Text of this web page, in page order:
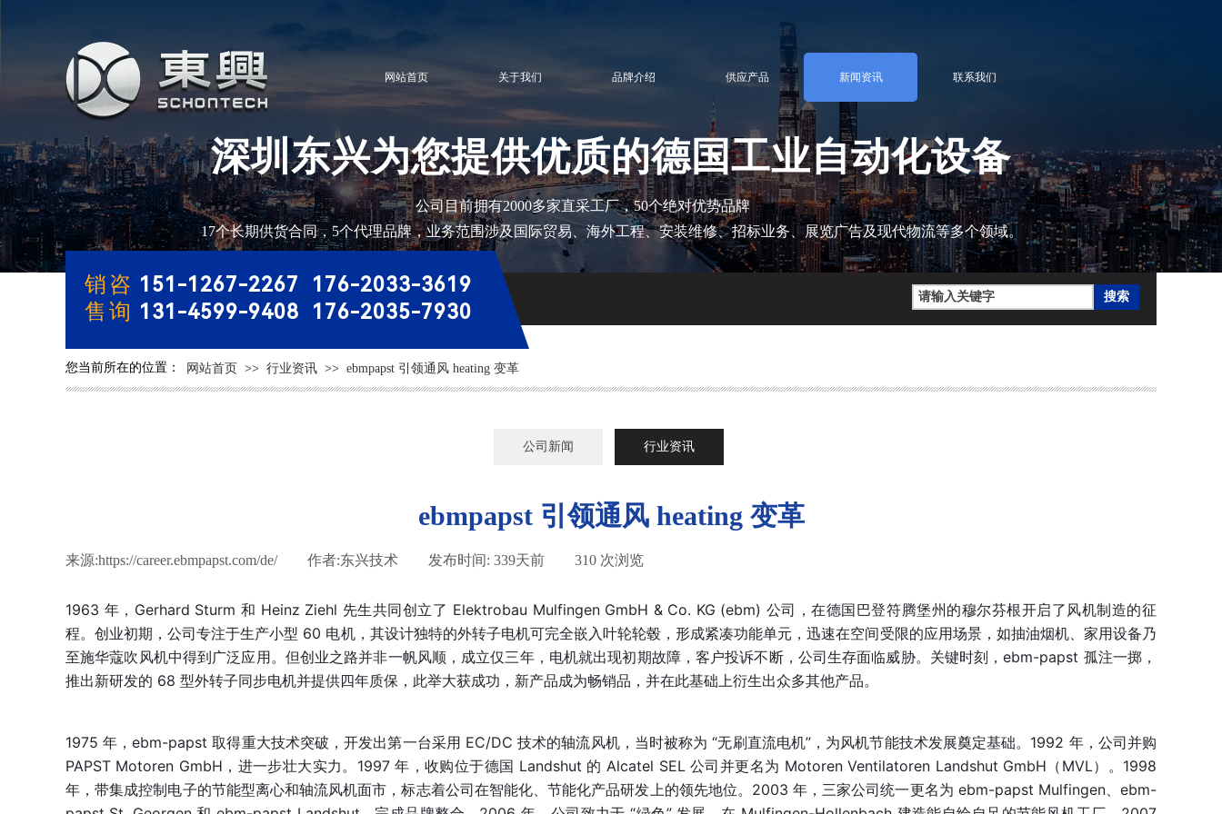
网站首页 关于我们 品牌介绍 供应产品 新闻资讯 联系我们
​深圳东兴为您提供优质的德国工业自动化设备
公司目前拥有2000多家直采工厂，50个绝对优势品牌
17个长期供货合同，5个代理品牌，业务范围涉及国际贸易、海外工程、安装维修、招标业务、展览广告及现代物流等多个领域。
销咨
售询
151-1267-2267 176-2033-3619
131-4599-9408 176-2035-7930
搜索
您当前所在的位置： 网站首页 >> 行业资讯 >> ebmpapst 引领通风 heating 变革
公司新闻 行业资讯
ebmpapst 引领通风 heating 变革
来源:https://career.ebmpapst.com/de/ 作者:东兴技术 发布时间: 339天前 310 次浏览
1963 年，Gerhard Sturm 和 Heinz Ziehl 先生共同创立了 Elektrobau Mulfingen GmbH & Co. KG (ebm) 公司，在德国巴登符腾堡州的穆尔芬根开启了风机制造的征
程。创业初期，公司专注于生产小型 60 电机，其设计独特的外转子电机可完全嵌入叶轮轮毂，形成紧凑功能单元，迅速在空间受限的应用场景，如抽油烟机、家用设备乃
至施华蔻吹风机中得到广泛应用。但创业之路并非一帆风顺，成立仅三年，电机就出现初期故障，客户投诉不断，公司生存面临威胁。关键时刻，ebm-papst 孤注一掷，
推出新研发的 68 型外转子同步电机并提供四年质保，此举大获成功，新产品成为畅销品，并在此基础上衍生出众多其他产品。
1975 年，ebm-papst 取得重大技术突破，开发出第一台采用 EC/DC 技术的轴流风机，当时被称为 “无刷直流电机”，为风机节能技术发展奠定基础。1992 年，公司并购
PAPST Motoren GmbH，进一步壮大实力。1997 年，收购位于德国 Landshut 的 Alcatel SEL 公司并更名为 Motoren Ventilatoren Landshut GmbH（MVL）。1998
年，带集成控制电子的节能型离心和轴流风机面市，标志着公司在智能化、节能化产品研发上的领先地位。2003 年，三家公司统一更名为 ebm-papst Mulfingen、ebm-